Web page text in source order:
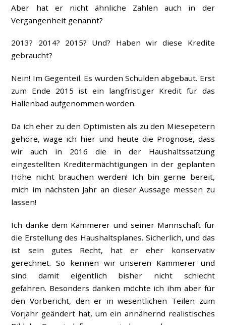
Aber hat er nicht ähnliche Zahlen auch in der
Vergangenheit genannt?
2013? 2014? 2015? Und? Haben wir diese Kredite
gebraucht?
Nein! Im Gegenteil. Es wurden Schulden abgebaut. Erst
zum Ende 2015 ist ein langfristiger Kredit für das
Hallenbad aufgenommen worden.
Da ich eher zu den Optimisten als zu den Miesepetern
gehöre, wage ich hier und heute die Prognose, dass
wir auch in 2016 die in der Haushaltssatzung
eingestellten Kreditermächtigungen in der geplanten
Höhe nicht brauchen werden! Ich bin gerne bereit,
mich im nächsten Jahr an dieser Aussage messen zu
lassen!
Ich danke dem Kämmerer und seiner Mannschaft für
die Erstellung des Haushaltsplanes. Sicherlich, und das
ist sein gutes Recht, hat er eher konservativ
gerechnet. So kennen wir unseren Kämmerer und
sind damit eigentlich bisher nicht schlecht
gefahren. Besonders danken möchte ich ihm aber für
den Vorbericht, den er in wesentlichen Teilen zum
Vorjahr geändert hat, um ein annähernd realistisches